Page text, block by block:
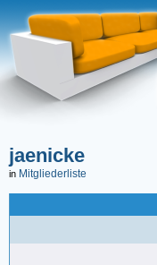
jaenicke
in Mitgliederliste